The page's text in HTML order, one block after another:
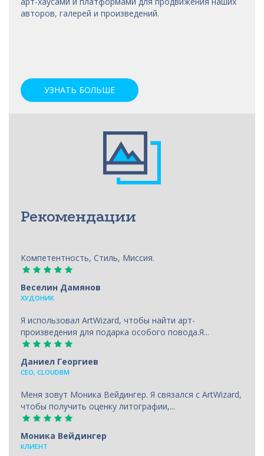
авторов, галерей и произведений.
УЗНАТЬ БОЛЬШЕ
Рекомендации
Компетентность, Стиль, Миссия.
Веселин Дамянов
ХУДОНИК
Я использовал ArtWizard, чтобы найти арт-
произведения для подарка особого повода.Я...
Даниел Георгиев
CEO, CLOUDBM
Меня зовут Моника Вейдингер. Я связался с ArtWizard,
чтобы получить оценку литографии,...
Моника Вейдингер
КЛИЕНТ